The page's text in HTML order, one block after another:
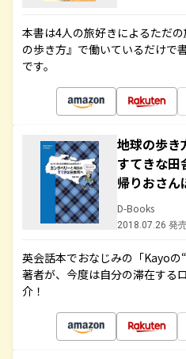
本書は4人の旅好きによるただ
の歩き方』で働いているだけで
です。
地球の歩き
すてきな田
帰りおさ
D-Books
2018.07.26 発
英会話本でおなじみの「Kayoの
著者が、今度は自分の滞在する
介！